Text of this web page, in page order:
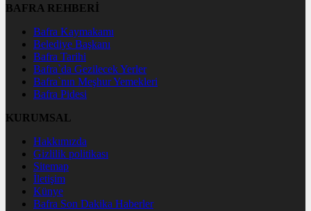
BAFRA REHBERİ
Bafra Kaymakamı
Belediye Başkanı
Bafra Tarihi
Bafra`da Gezilecek Yerler
Bafra`nın Meşhur Yemekleri
Bafra Pidesi
KURUMSAL
Hakkımızda
Gizlilik politikası
Sitemap
İletişim
Künye
Bafra Son Dakika Haberler